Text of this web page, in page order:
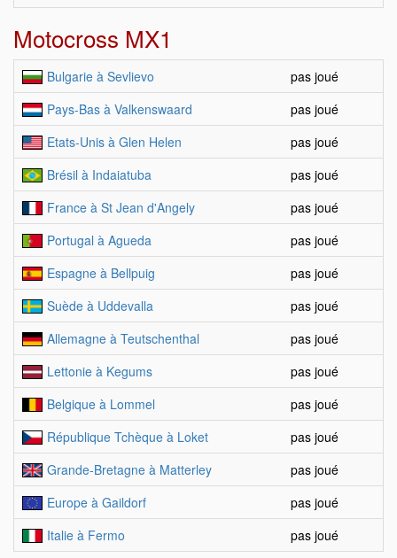
Motocross MX1
Bulgarie à Sevlievo
pas joué
Pays-Bas à Valkenswaard
pas joué
Etats-Unis à Glen Helen
pas joué
Brésil à Indaiatuba
pas joué
France à St Jean d'Angely
pas joué
Portugal à Agueda
pas joué
Espagne à Bellpuig
pas joué
Suède à Uddevalla
pas joué
Allemagne à Teutschenthal
pas joué
Lettonie à Kegums
pas joué
Belgique à Lommel
pas joué
République Tchèque à Loket
pas joué
Grande-Bretagne à Matterley
pas joué
Europe à Gaildorf
pas joué
Italie à Fermo
pas joué